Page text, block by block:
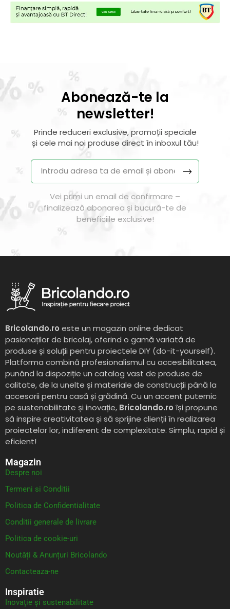
Abonează-te la
newsletter!
Prinde reduceri exclusive, promoții speciale
și cele mai noi produse direct în inboxul tău!
Vei primi un email de confirmare –
finalizează abonarea și bucură-te de
beneficiile exclusive!
Bricolando.ro este un magazin online dedicat
pasionaților de bricolaj, oferind o gamă variată de
produse și soluții pentru proiectele DIY (do-it-yourself).
Platforma combină profesionalismul cu accesibilitatea,
punând la dispoziție un catalog vast de produse de
calitate, de la unelte și materiale de construcții până la
accesorii pentru casă și grădină. Cu un accent puternic
pe sustenabilitate și inovație, Bricolando.ro își propune
să inspire creativitatea și să sprijine clienții în realizarea
proiectelor lor, indiferent de complexitate. Simplu, rapid și
eficient!
Magazin
Despre noi
Termeni si Conditii
Politica de Confidentialitate
Conditii generale de livrare
Politica de cookie-uri
Noutăți & Anunțuri Bricolando
Contacteaza-ne
Inspiratie
Inovație și sustenabilitate